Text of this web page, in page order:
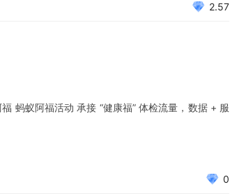
2.57
蚂蚁阿福活动 承接 “健康福” 体检流量，数据 + 服
0